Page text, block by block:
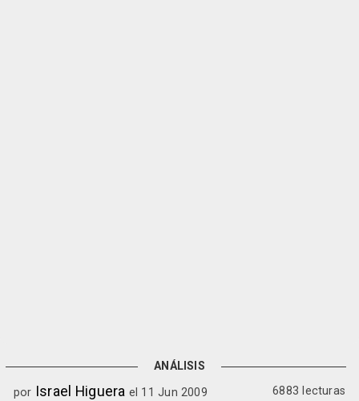
ANÁLISIS
por Israel Higuera el 11 Jun 2009 6883 lecturas